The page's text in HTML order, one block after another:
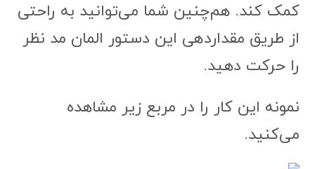
کمک کند. هم‌چنین شما می‌توانید به راحتی
از طریق مقداردهی این دستور المان مد نظر
را حرکت دهید.
نمونه این کار را در مربع زیر مشاهده
می‌کنید.